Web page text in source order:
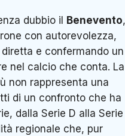
dubbio il Benevento,
con autorevolezza,
e confermando un
nel calcio che conta. La
non rappresenta una
di un confronto che ha
dalla Serie D alla Serie
regionale che, pur